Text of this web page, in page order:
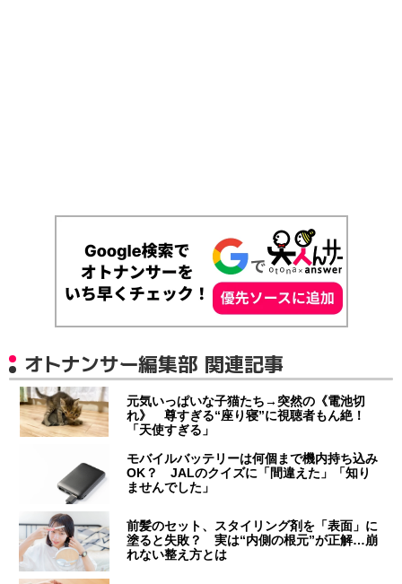
オトナンサー編集部 関連記事
元気いっぱいな子猫たち→突然の《電池切
れ》 尊すぎる“座り寝”に視聴者もん絶！
「天使すぎる」
モバイルバッテリーは何個まで機内持ち込み
OK？ JALのクイズに「間違えた」「知り
ませんでした」
前髪のセット、スタイリング剤を「表面」に
塗ると失敗？ 実は“内側の根元”が正解…崩
れない整え方とは